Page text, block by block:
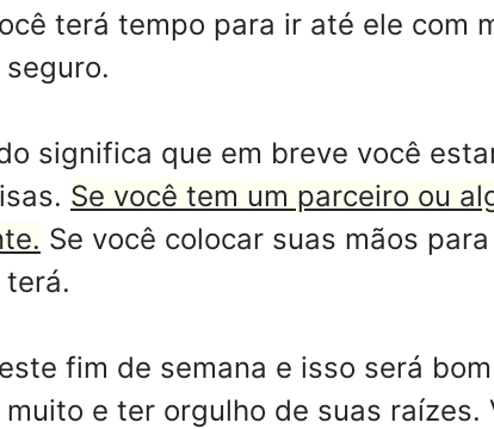
terá tempo para ir até ele com
significa que em breve você
Se você tem um parceiro ou
Se você colocar suas mãos
fim de semana e isso será
e ter orgulho de suas raízes.